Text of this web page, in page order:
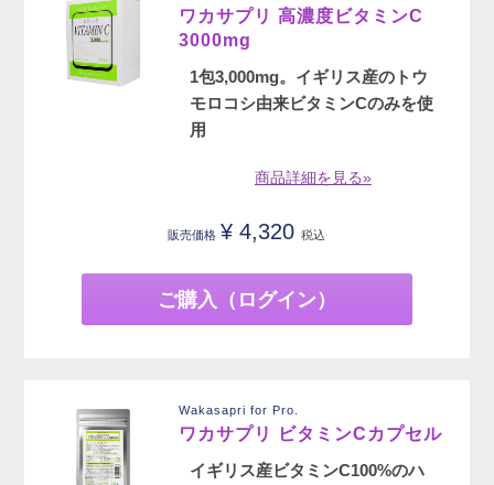
ワカサプリ 高濃度ビタミンC
3000mg
1包3,000mg。イギリス産のトウ
モロコシ由来ビタミンCのみを使
用
商品詳細を見る»
販売価格 ¥ 4,320 税込
ご購入（ログイン）
Wakasapri for Pro.
ワカサプリ ビタミンCカプセル
イギリス産ビタミンC100%のハ